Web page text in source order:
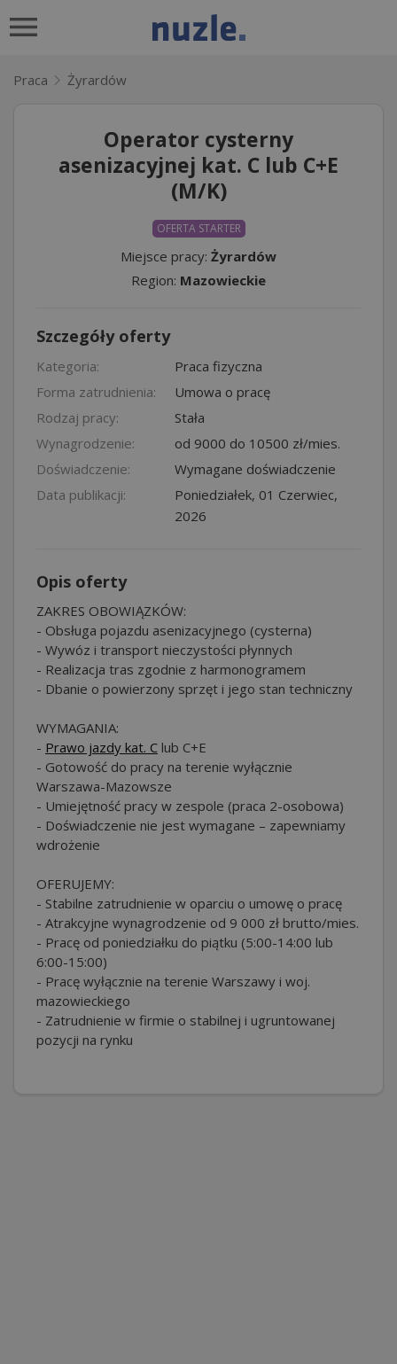
Praca Żyrardów
Operator cysterny
asenizacyjnej kat. C lub C+E
(M/K)
OFERTA STARTER
Miejsce pracy: Żyrardów
Region: Mazowieckie
Szczegóły oferty
Kategoria:
Praca fizyczna
Forma zatrudnienia:
Umowa o pracę
Rodzaj pracy:
Stała
Wynagrodzenie:
od 9000 do 10500 zł/mies.
Doświadczenie:
Wymagane doświadczenie
Data publikacji:
Poniedziałek, 01 Czerwiec,
2026
Opis oferty
ZAKRES OBOWIĄZKÓW:
- Obsługa pojazdu asenizacyjnego (cysterna)
- Wywóz i transport nieczystości płynnych
- Realizacja tras zgodnie z harmonogramem
- Dbanie o powierzony sprzęt i jego stan techniczny
WYMAGANIA:
- Prawo jazdy kat. C lub C+E
- Gotowość do pracy na terenie wyłącznie
Warszawa-Mazowsze
- Umiejętność pracy w zespole (praca 2-osobowa)
- Doświadczenie nie jest wymagane – zapewniamy
wdrożenie
OFERUJEMY:
- Stabilne zatrudnienie w oparciu o umowę o pracę
- Atrakcyjne wynagrodzenie od 9 000 zł brutto/mies.
- Pracę od poniedziałku do piątku (5:00-14:00 lub
6:00-15:00)
- Pracę wyłącznie na terenie Warszawy i woj.
mazowieckiego
- Zatrudnienie w firmie o stabilnej i ugruntowanej
pozycji na rynku